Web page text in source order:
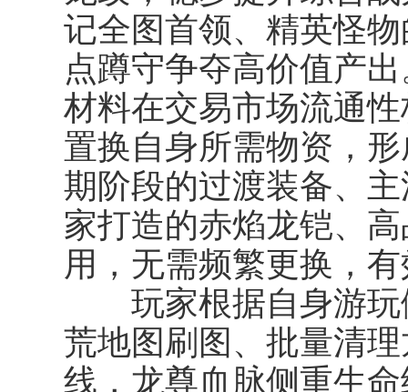
记全图首领、精英怪
点蹲守争夺高价值产
材料在交易市场流通
置换自身所需物资，
期阶段的过渡装备、
家打造的赤焰龙铠、
用，无需频繁更换，
玩家根据自身游玩
荒地图刷图、批量清
线，龙尊血脉侧重生